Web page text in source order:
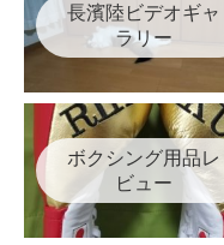
長濱陸ビデオギャ
ラリー
ボクシング用品レ
ビュー